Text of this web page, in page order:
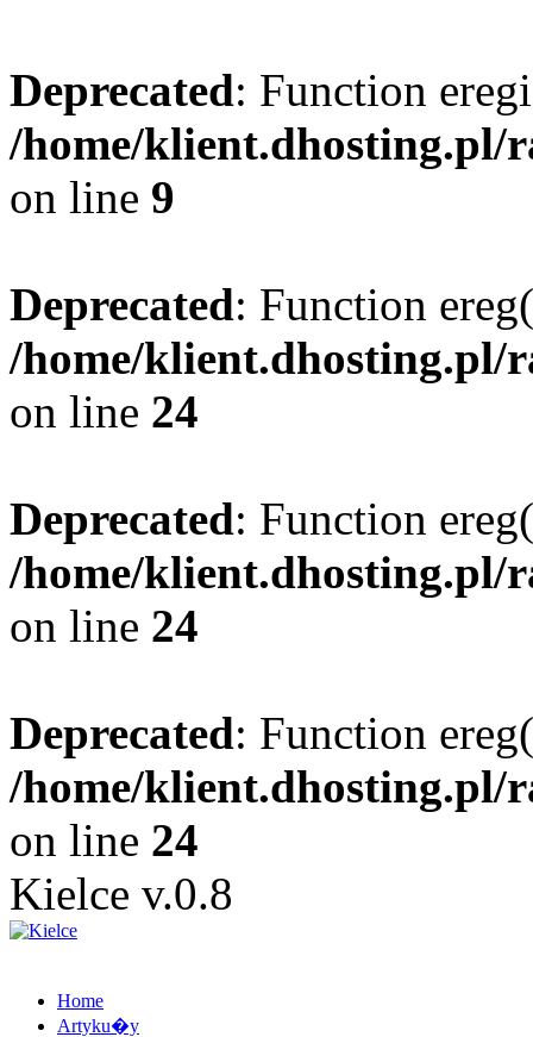
Deprecated: Function
/home/klient.dhosting.pl/
on line 9
Deprecated: Function
/home/klient.dhosting.pl/
on line 24
Deprecated: Function
/home/klient.dhosting.pl/
on line 24
Deprecated: Function
/home/klient.dhosting.pl/
on line 24
Kielce v.0.8
Home
Artyku�y